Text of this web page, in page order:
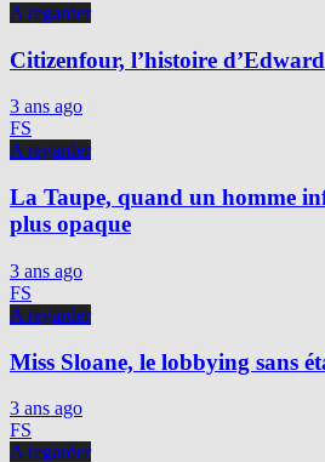
A regarder
Citizenfour, l’histoire
3 ans ago
FS
A regarder
La Taupe, quand un homme
plus opaque
3 ans ago
FS
A regarder
Miss Sloane, le lobbying sans
3 ans ago
FS
A regarder